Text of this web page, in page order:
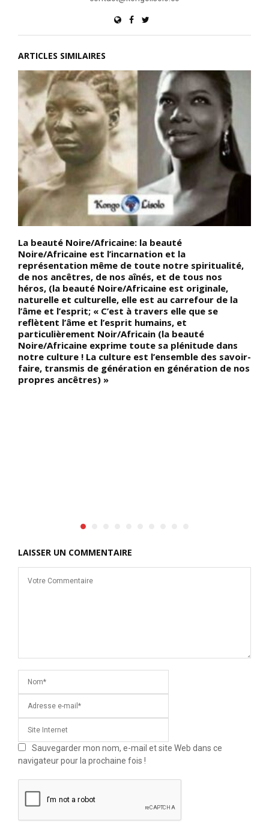
ARTICLES SIMILAIRES
La beauté Noire/Africaine: la beauté
Noire/Africaine est l’incarnation et la
représentation même de toute notre spiritualité,
de nos ancêtres, de nos aînés, et de tous nos
héros, (la beauté Noire/Africaine est originale,
naturelle et culturelle, elle est au carrefour de la
l’âme et l’esprit; « C’est à travers elle que se
reflètent l’âme et l’esprit humains, et
particulièrement Noir/Africain (la beauté
Noire/Africaine exprime toute sa plénitude dans
notre culture ! La culture est l’ensemble des savoir-
faire, transmis de génération en génération de nos
propres ancêtres) »
LAISSER UN COMMENTAIRE
Sauvegarder mon nom, e-mail et site Web dans ce
navigateur pour la prochaine fois !